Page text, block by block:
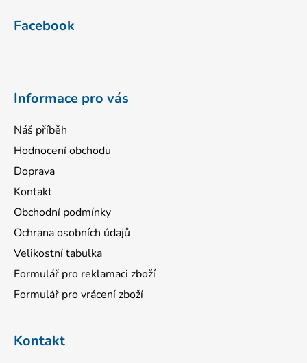
Facebook
Informace pro vás
Náš příběh
Hodnocení obchodu
Doprava
Kontakt
Obchodní podmínky
Ochrana osobních údajů
Velikostní tabulka
Formulář pro reklamaci zboží
Formulář pro vrácení zboží
Kontakt